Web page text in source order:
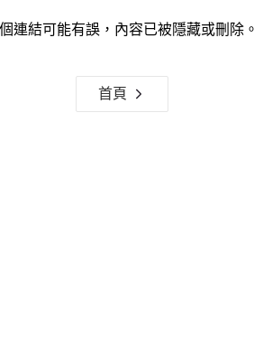
連結可能有誤，內容已被隱藏或刪除。
首頁